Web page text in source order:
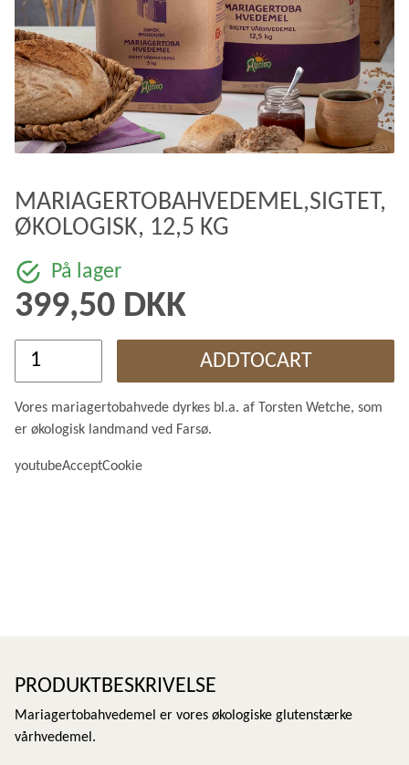
MARIAGERTOBAHVEDEMEL,SIGTET,
ØKOLOGISK, 12,5 KG
På lager
399,50 DKK
ADDTOCART
Vores mariagertobahvede dyrkes bl.a. af Torsten Wetche, som
er økologisk landmand ved Farsø.
youtubeAcceptCookie
PRODUKTBESKRIVELSE
Mariagertobahvedemel er vores økologiske glutenstærke
vårhvedemel.